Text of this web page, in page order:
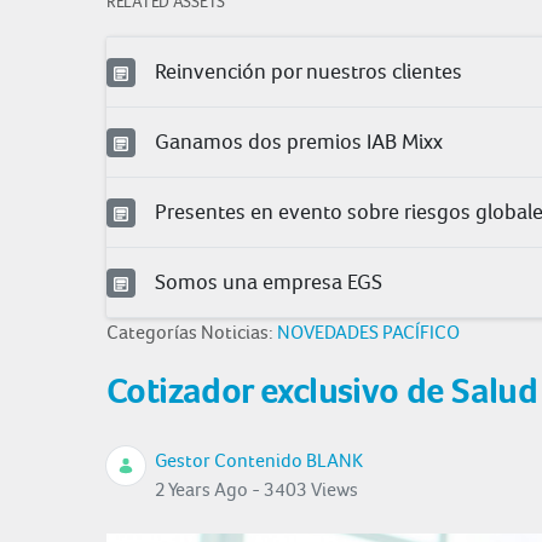
Reinvención por nuestros clientes
Ganamos dos premios IAB Mixx
Presentes en evento sobre riesgos
Somos una empresa EGS
Categorías Noticias: NOVEDADES PACÍFICO
Cotizador exclusivo de Salud
Gestor Contenido BLANK
2 Years Ago - 3403 Views